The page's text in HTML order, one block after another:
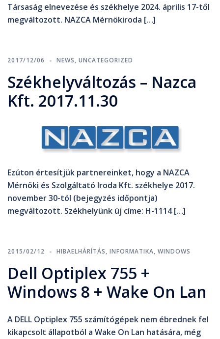
Társaság elnevezése és székhelye 2024. április 17-től
megváltozott. NAZCA Mérnökiroda […]
2017/12/06 NEWS, UNCATEGORIZED
Székhelyváltozás – Nazca
Kft. 2017.11.30
Ezúton értesítjük partnereinket, hogy a NAZCA
Mérnöki és Szolgáltató Iroda Kft. székhelye 2017.
november 30-tól (bejegyzés időpontja)
megváltozott. Székhelyünk új címe: H-1114 […]
2015/02/12 HIBAELHÁRÍTÁS, INFORMATIKA, WINDOWS
Dell Optiplex 755 +
Windows 8 + Wake On Lan
A DELL Optiplex 755 számítógépek nem ébrednek fel
kikapcsolt állapotból a Wake On Lan hatására, még